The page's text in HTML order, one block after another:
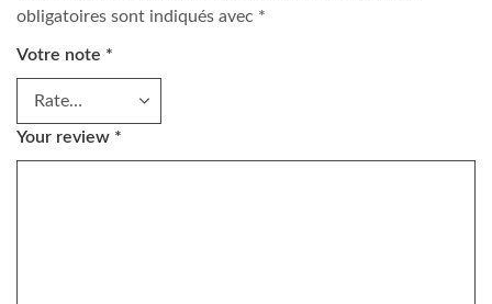
obligatoires sont indiqués avec *
Votre note *
Your review *